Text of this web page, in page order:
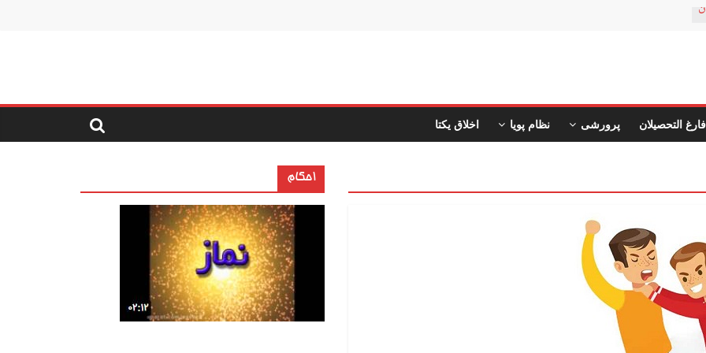
فارغ التحصیلان پرورشی نظام پویا اخلاق یکتا
احکام